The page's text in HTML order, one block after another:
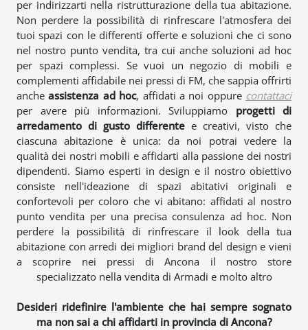
per indirizzarti nella ristrutturazione della tua abitazione.
Non perdere la possibilità di rinfrescare l'atmosfera dei
tuoi spazi con le differenti offerte e soluzioni che ci sono
nel nostro punto vendita, tra cui anche soluzioni ad hoc
per spazi complessi. Se vuoi un negozio di mobili e
complementi affidabile nei pressi di FM, che sappia offrirti
ancheassistenza ad hoc, affidati a noi oppure contattaci
per avere più informazioni. Sviluppiamo progetti di
arredamento di gusto differente e creativi, visto che
ciascuna abitazione è unica: da noi potrai vedere la
qualità dei nostri mobili e affidarti alla passione dei nostri
dipendenti. Siamo esperti in design e il nostro obiettivo
consiste nell'ideazione di spazi abitativi originali e
confortevoli per coloro che vi abitano: affidati al nostro
punto vendita per una precisa consulenza ad hoc. Non
perdere la possibilità di rinfrescare il look della tua
abitazione con arredi dei migliori brand del design e vieni
a scoprire nei pressi di Ancona il nostro store
specializzato nella vendita di Armadi e molto altro
Desideri ridefinire l'ambiente che hai sempre sognato
ma non sai a chi affidarti in provincia di Ancona?